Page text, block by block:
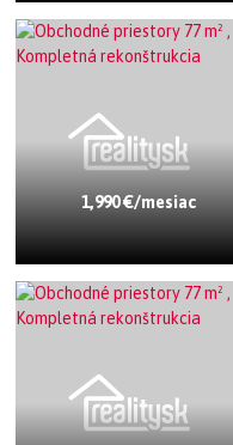
1,990 €/mesiac